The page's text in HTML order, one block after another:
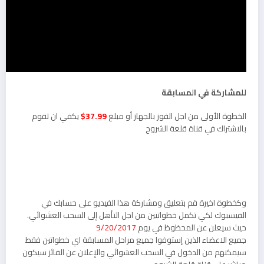
للمشاركة في المسابقة
الخطوة الأولى من اجل الفوز بالجهاز أو مبلغ
يكفي ان تقوم
بالاشتراك في قناة قلعة الشروح
وكخطوة اخيرة قم بتعليق ومشاركة هذا الفيديو على حسابك في
الفيسبوك لكي تكمل خطواتيين من اجل التأهل إلى السحب العشوائي.
حيث سيعلن عن المحظوظ في يوم9/20/2017
جميع الاعضاء الذين إستوفوا جميع مراحل المسابقة اي خطواتين فقط
سيمكنهم من الدخول في السحب العشوائي والإعلان عن الفائز سيكون